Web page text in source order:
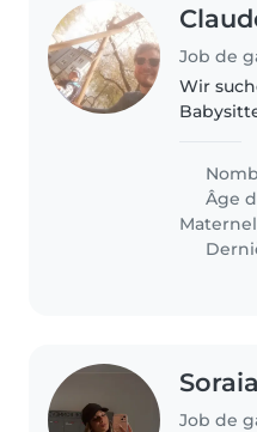
Wir
Bedarf
den
gerne
Âge
Soraia